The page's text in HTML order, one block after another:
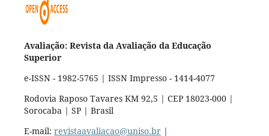
Avaliação: Revista da Avaliação da Educação
Superior
e-ISSN - 1982-5765 | ISSN Impresso - 1414-4077
Rodovia Raposo Tavares KM 92,5 | CEP 18023-000 |
Sorocaba | SP | Brasil
E-mail: revistaavaliacao@uniso.br|